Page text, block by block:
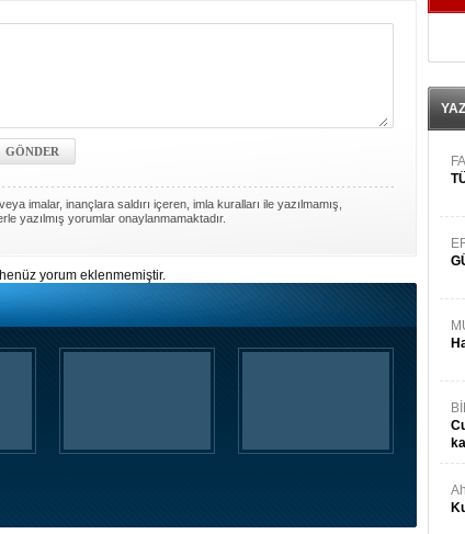
imalar, inançlara saldırı içeren, imla kuralları ile yazılmamış,
yazılmış yorumlar onaylanmamaktadır.
yorum eklenmemiştir.